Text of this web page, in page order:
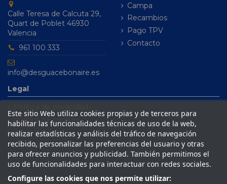
Calle Teresa de Calcuta 29,
Quart de Poblet 46930
Valencia
961 100 333
info@desguacebonaire.es
Campa
Recambios
Pago TPV
Contacto
Legal
Política de cookies
Aviso legal
Condiciones de venta
Este sitio Web utiliza cookies propias y de terceros para
habilitar las funcionalidades técnicas de uso de la web,
realizar estadísticas y análisis del tráfico de navegación
recibido, personalizar las preferencias del usuario y otras
para ofrecer anuncios y publicidad. También permitimos el
uso de funcionalidades para interactuar con redes sociales.
Configure las cookies que nos permite utilizar: